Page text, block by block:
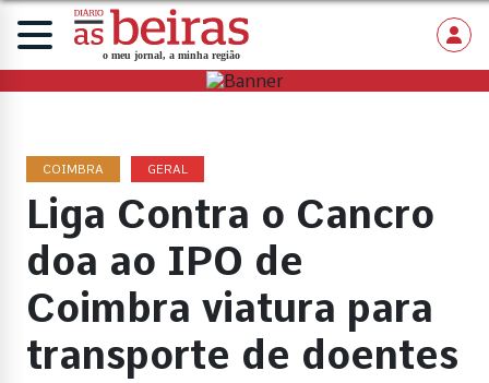
COIMBRA GERAL
Liga Contra o Cancro
doa ao IPO de
Coimbra viatura para
transporte de doentes